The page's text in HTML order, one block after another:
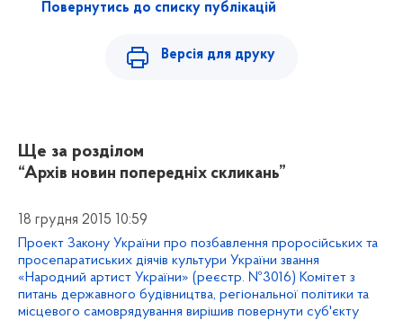
Повернутись до списку публікацій
Версія для друку
Ще за розділом
“Архів новин попередніх скликань”
18 грудня 2015 10:59
Проект Закону України про позбавлення проросійських та
просепаратиських діячів культури України звання
«Народний артист України» (реєстр. №3016) Комітет з
питань державного будівництва, регіональної політики та
місцевого самоврядування вирішив повернути суб'єкту